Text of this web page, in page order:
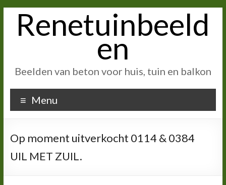
inhoudRenetuinbeeld
en
Beelden van beton voor huis, tuin en balkon
Menu
Op moment uitverkocht 0114 & 0384
UIL MET ZUIL.